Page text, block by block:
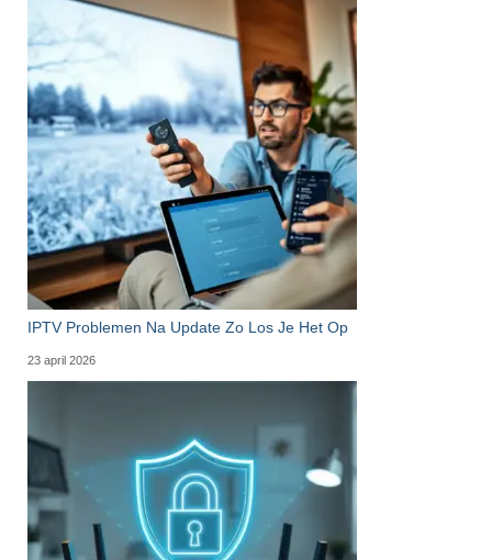
IPTV Problemen Na Update Zo Los Je Het Op
23 april 2026